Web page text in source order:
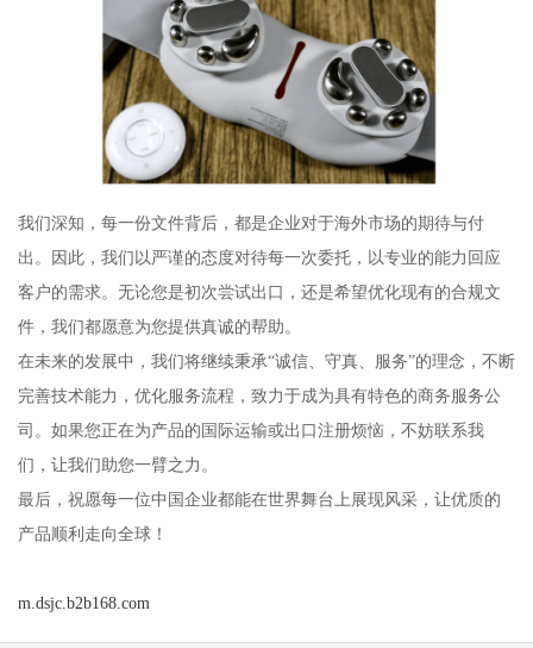
我们深知，每一份文件背后，都是企业对于海外市场的期待与付
出。因此，我们以严谨的态度对待每一次委托，以专业的能力回应
客户的需求。无论您是初次尝试出口，还是希望优化现有的合规文
件，我们都愿意为您提供真诚的帮助。
在未来的发展中，我们将继续秉承“诚信、守真、服务”的理念，不断
完善技术能力，优化服务流程，致力于成为具有特色的商务服务公
司。如果您正在为产品的国际运输或出口注册烦恼，不妨联系我
们，让我们助您一臂之力。
最后，祝愿每一位中国企业都能在世界舞台上展现风采，让优质的
产品顺利走向全球！
m.dsjc.b2b168.com